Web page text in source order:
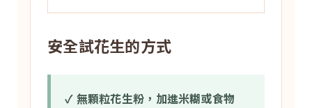
安全試花生的方式
✓ 無顆粒花生粉，加進米糊或食物